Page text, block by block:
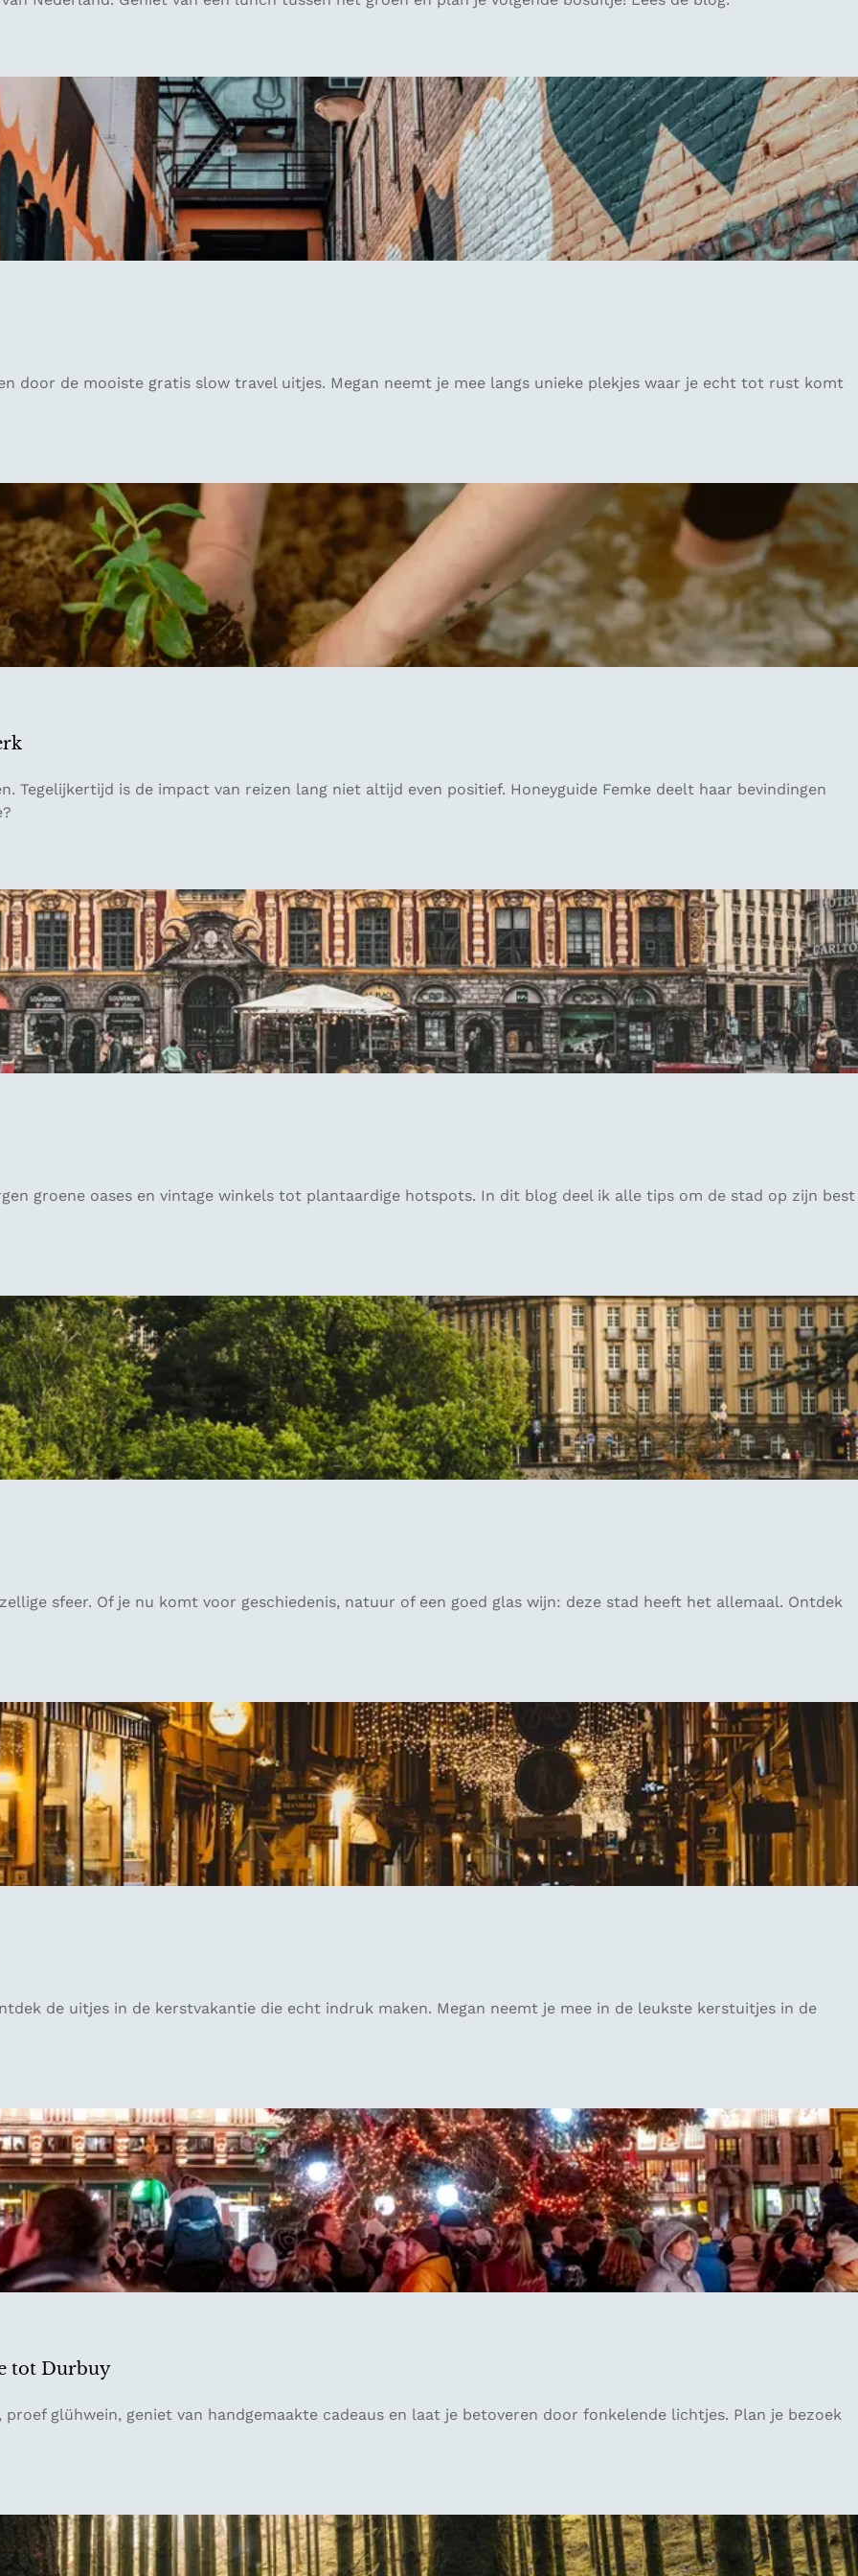
door de mooiste gratis slow travel uitjes. Megan neemt je mee langs unieke plekjes waar je echt tot rust komt
Tegelijkertijd is de impact van reizen lang niet altijd even positief. Honeyguide Femke deelt haar bevindingen
groene oases en vintage winkels tot plantaardige hotspots. In dit blog deel ik alle tips om de stad op zijn best
sfeer. Of je nu komt voor geschiedenis, natuur of een goed glas wijn: deze stad heeft het allemaal. Ontdek
de uitjes in de kerstvakantie die echt indruk maken. Megan neemt je mee in de leukste kerstuitjes in de
tot Durbuy
glühwein, geniet van handgemaakte cadeaus en laat je betoveren door fonkelende lichtjes. Plan je bezoek